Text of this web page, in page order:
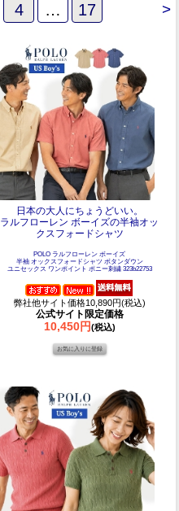
>
4 … 17
日本の大人にちょうどいい。
ラルフローレン ボーイズの半袖オッ
クスフォードシャツ
POLO ラルフローレン ボーイズ
半袖 オックスフォードシャツ ボタンダウン
ユニセックス ワンポイント ポニー刺繍 323b22753
弊社他サイト価格10,890円(税込)
公式サイト限定価格
10,450円(税込)